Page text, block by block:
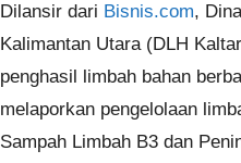
Dilansir dari Bisnis.com,
Kalimantan Utara (DLH
penghasil limbah bahan
melaporkan pengelolaan
Sampah Limbah B3 dan